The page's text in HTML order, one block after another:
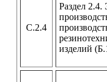
С.2.4
Раздел 2.4.
изделий